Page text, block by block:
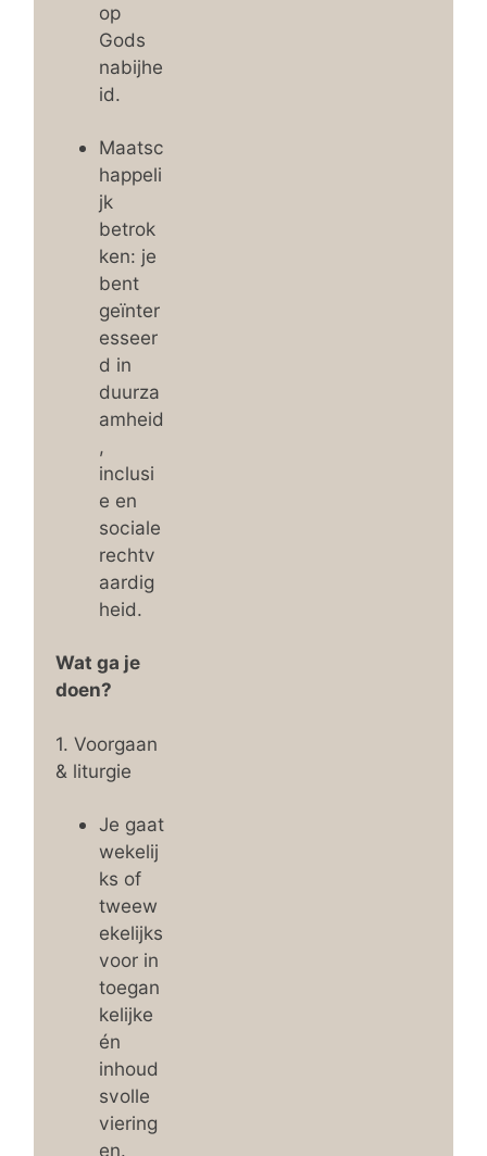
op
Gods
nabijhe
id.
Maatsc
happeli
jk
betrok
ken: je
bent
geïnter
esseer
d in
duurza
amheid
,
inclusi
e en
sociale
rechtv
aardig
heid.
Wat ga je
doen?
1. Voorgaan
& liturgie
Je gaat
wekelij
ks of
tweew
ekelijks
voor in
toegan
kelijke
én
inhoud
svolle
viering
en.